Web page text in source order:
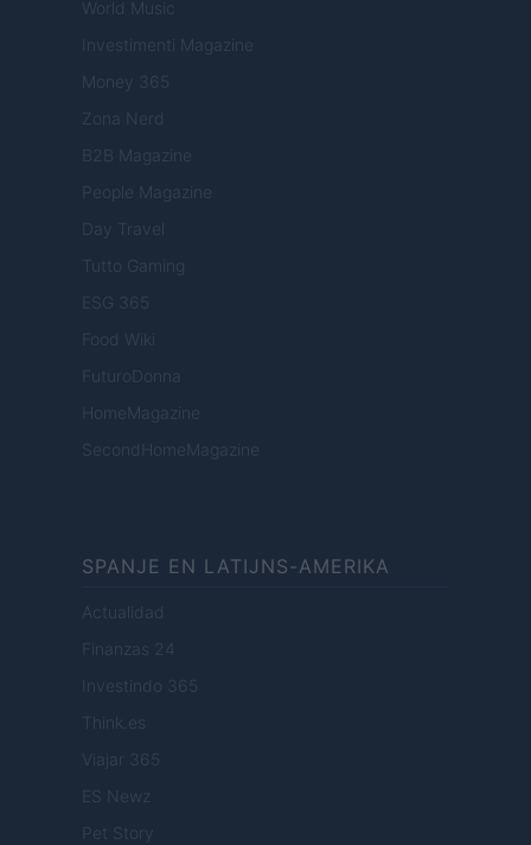
World Music
Investimenti Magazine
Money 365
Zona Nerd
B2B Magazine
People Magazine
Day Travel
Tutto Gaming
ESG 365
Food Wiki
FuturoDonna
HomeMagazine
SecondHomeMagazine
SPANJE EN LATIJNS-AMERIKA
Actualidad
Finanzas 24
Investindo 365
Think.es
Viajar 365
ES Newz
Pet Story